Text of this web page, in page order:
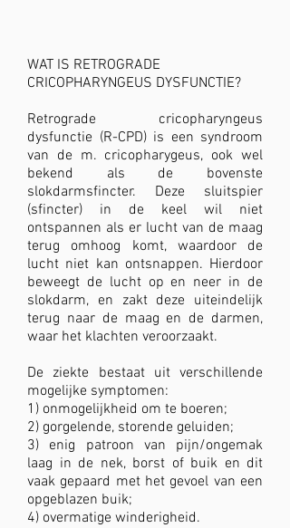
WAT IS RETROGRADE
CRICOPHARYNGEUS DYSFUNCTIE?
Retrograde cricopharyngeus
dysfunctie (R-CPD) is een syndroom
van de m. cricopharygeus, ook wel
bekend als de bovenste
slokdarmsfincter. Deze sluitspier
(sfincter) in de keel wil niet
ontspannen als er lucht van de maag
terug omhoog komt, waardoor de
lucht niet kan ontsnappen. Hierdoor
beweegt de lucht op en neer in de
slokdarm, en zakt deze uiteindelijk
terug naar de maag en de darmen,
waar het klachten veroorzaakt.
De ziekte bestaat uit verschillende
mogelijke symptomen:
1) onmogelijkheid om te boeren;
2) gorgelende, storende geluiden;
3) enig patroon van pijn/ongemak
laag in de nek, borst of buik en dit
vaak gepaard met het gevoel van een
opgeblazen buik;
4) overmatige winderigheid.